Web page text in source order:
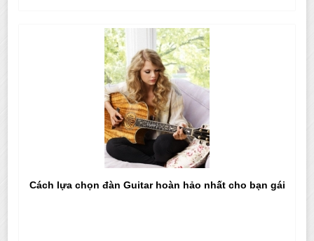
Cách lựa chọn đàn Guitar hoàn hảo nhất cho bạn gái